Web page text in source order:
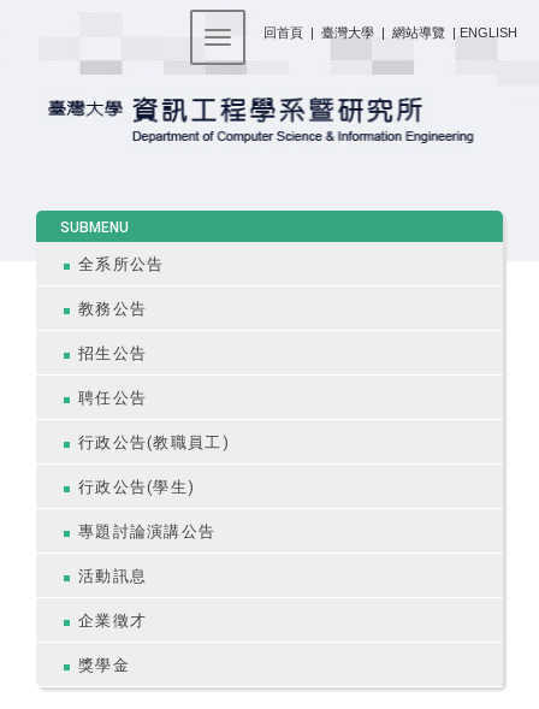
回首頁 | 臺灣大學 | 網站導覽 | ENGLISH
Toggle navigation
SUBMENU
全系所公告
教務公告
招生公告
聘任公告
行政公告(教職員工)
行政公告(學生)
專題討論演講公告
活動訊息
企業徵才
獎學金